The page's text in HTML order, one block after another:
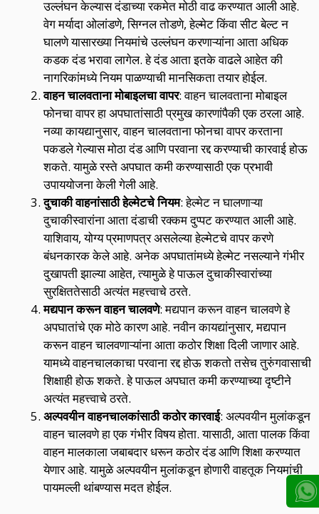
उल्लंघन केल्यास दंडाच्या रकमेत मोठी वाढ करण्यात आली आहे.
वेग मर्यादा ओलांडणे, सिग्नल तोडणे, हेल्मेट किंवा सीट बेल्ट न
घालणे यासारख्या नियमांचे उल्लंघन करणाऱ्यांना आता अधिक
कडक दंड भरावा लागेल. हे दंड आता इतके वाढले आहेत की
नागरिकांमध्ये नियम पाळण्याची मानसिकता तयार होईल.
वाहन चालवताना मोबाइलचा वापर: वाहन चालवताना मोबाइल
फोनचा वापर हा अपघातांसाठी प्रमुख कारणांपैकी एक ठरला आहे.
नव्या कायद्यानुसार, वाहन चालवताना फोनचा वापर करताना
पकडले गेल्यास मोठा दंड आणि परवाना रद्द करण्याची कारवाई होऊ
शकते. यामुळे रस्ते अपघात कमी करण्यासाठी एक प्रभावी
उपाययोजना केली गेली आहे.
दुचाकी वाहनांसाठी हेल्मेटचे नियम: हेल्मेट न घालणाऱ्या
दुचाकीस्वारांना आता दंडाची रक्कम दुप्पट करण्यात आली आहे.
याशिवाय, योग्य प्रमाणपत्र असलेल्या हेल्मेटचे वापर करणे
बंधनकारक केले आहे. अनेक अपघातांमध्ये हेल्मेट नसल्याने गंभीर
दुखापती झाल्या आहेत, त्यामुळे हे पाऊल दुचाकीस्वारांच्या
सुरक्षिततेसाठी अत्यंत महत्त्वाचे ठरते.
मद्यपान करून वाहन चालवणे: मद्यपान करून वाहन चालवणे हे
अपघातांचे एक मोठे कारण आहे. नवीन कायद्यांनुसार, मद्यपान
करून वाहन चालवणाऱ्यांना आता कठोर शिक्षा दिली जाणार आहे.
यामध्ये वाहनचालकाचा परवाना रद्द होऊ शकतो तसेच तुरुंगवासाची
शिक्षाही होऊ शकते. हे पाऊल अपघात कमी करण्याच्या दृष्टीने
अत्यंत महत्त्वाचे ठरते.
अल्पवयीन वाहनचालकांसाठी कठोर कारवाई: अल्पवयीन मुलांकडून
वाहन चालवणे हा एक गंभीर विषय होता. यासाठी, आता पालक किंवा
वाहन मालकाला जबाबदार धरून कठोर दंड आणि शिक्षा करण्यात
येणार आहे. यामुळे अल्पवयीन मुलांकडून होणारी वाहतूक नियमांची
पायमल्ली थांबण्यास मदत होईल.